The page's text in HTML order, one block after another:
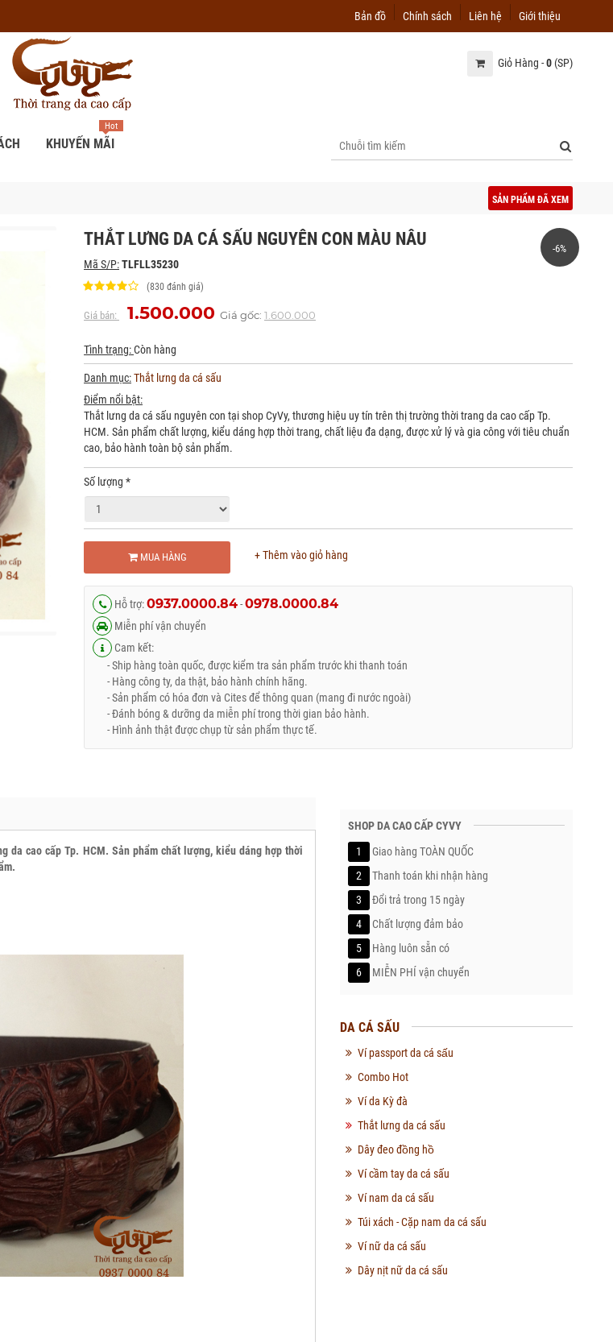
Bản đồ Chính sách Liên hệ Giới thiệu
Giỏ Hàng -0(SP)
KHUYẾN MÃI
Hot
SẢN PHẨM ĐÃ XEM
-6%
THẮT LƯNG DA CÁ SẤU NGUYÊN CON MÀU NÂU
Mã S/P:TLFLL35230
(830 đánh giá)
Giá bán: 1.500.000 Giá gốc: 1.600.000
Tình trạng:Còn hàng
Danh mục:Thắt lưng da cá sấu
Điểm nổi bật:
Thắt lưng da cá sấu nguyên con tại shop CyVy, thương hiệu uy tín trên thị trường thời trang da cao cấp Tp.
HCM. Sản phẩm chất lượng, kiểu dáng hợp thời trang, chất liệu đa dạng, được xử lý và gia công với tiêu chuẩn
cao, bảo hành toàn bộ sản phẩm.
Số lượng *
MUA HÀNG + Thêm vào giỏ hàng
Hỗ trợ:0937.0000.84-0978.0000.84
Miễn phí vận chuyển
Cam kết:
- Ship hàng toàn quốc, được kiểm tra sản phẩm trước khi thanh toán
- Hàng công ty, da thật, bảo hành chính hãng.
- Sản phẩm có hóa đơn và Cites để thông quan (mang đi nước ngoài)
- Đánh bóng & dưỡng da miễn phí trong thời gian bảo hành.
- Hình ảnh thật được chụp từ sản phẩm thực tế.
da cao cấp Tp. HCM. Sản phẩm chất lượng, kiểu dáng hợp thời
SHOP DA CAO CẤP CYVY
1
Giao hàng TOÀN QUỐC
2
Thanh toán khi nhận hàng
3
Đổi trả trong 15 ngày
4
Chất lượng đảm bảo
5
Hàng luôn sẵn có
6
MIỄN PHÍ vận chuyển
DA CÁ SẤU
Ví passport da cá sấu
Combo Hot
Ví da Kỳ đà
Thắt lưng da cá sấu
Dây đeo đồng hồ
Ví cầm tay da cá sấu
Ví nam da cá sấu
Túi xách - Cặp nam da cá sấu
Ví nữ da cá sấu
Dây nịt nữ da cá sấu